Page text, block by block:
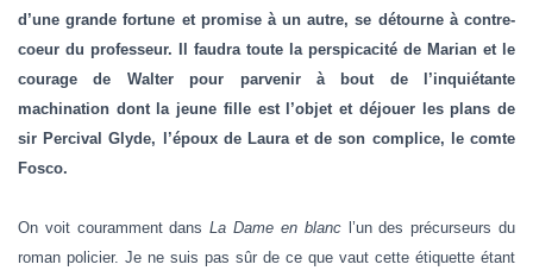
d’une grande fortune et promise à un autre, se détourne à contre-
coeur du professeur. Il faudra toute la perspicacité de Marian et le
courage de Walter pour parvenir à bout de l’inquiétante
machination dont la jeune fille est l’objet et déjouer les plans de
sir Percival Glyde, l’époux de Laura et de son complice, le comte
Fosco.
On voit couramment dansLa Dame en blancl’un des précurseurs du
roman policier. Je ne suis pas sûr de ce que vaut cette étiquette étant